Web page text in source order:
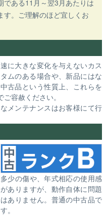
である11月～翌3月あたりは
す。ご理解のほど宜しくお
に大きな変化を与えないカス
ムのある場合や、新品にはな
古品という性質上、これらを
容赦ください。
メンテナンスはお客様にて行
多少の傷や、年式相応の使用感
がありますが、動作自体に問題
はありません。普通の中古品で
す。